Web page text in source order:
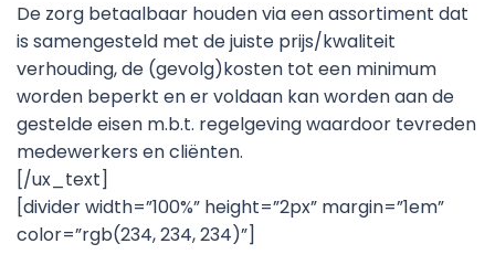
De zorg betaalbaar houden via een assortiment dat
is samengesteld met de juiste prijs/kwaliteit
verhouding, de (gevolg)kosten tot een minimum
worden beperkt en er voldaan kan worden aan de
gestelde eisen m.b.t. regelgeving waardoor tevreden
medewerkers en cliënten.
[/ux_text]
[divider width=”100%” height=”2px” margin=”1em”
color=”rgb(234, 234, 234)”]